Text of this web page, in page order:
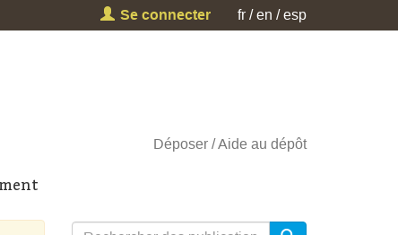
Se connecter fr en esp
Déposer Aide au dépôt